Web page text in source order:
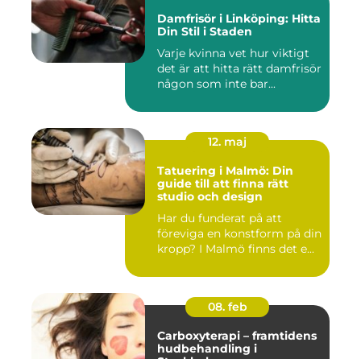
Damfrisör i Linköping: Hitta
Din Stil i Staden
Varje kvinna vet hur viktigt
det är att hitta rätt damfrisör
någon som inte bar...
12. maj
Tatuering i Malmö: Din
guide till att finna rätt
studio och design
Har du funderat på att
föreviga en konstform på din
kropp? I Malmö finns det e...
08. feb
Carboxyterapi – framtidens
hudbehandling i